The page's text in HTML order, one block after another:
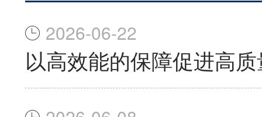
2026-06-22
以高效能的保障促进高